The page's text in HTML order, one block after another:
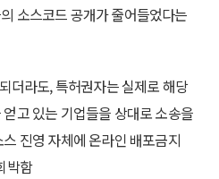
소스코드 공개가 줄어들었다는
더라도, 특허권자는 실제로 해당
고 있는 기업들을 상대로 소송을
진영 자체에 온라인 배포금지
박함